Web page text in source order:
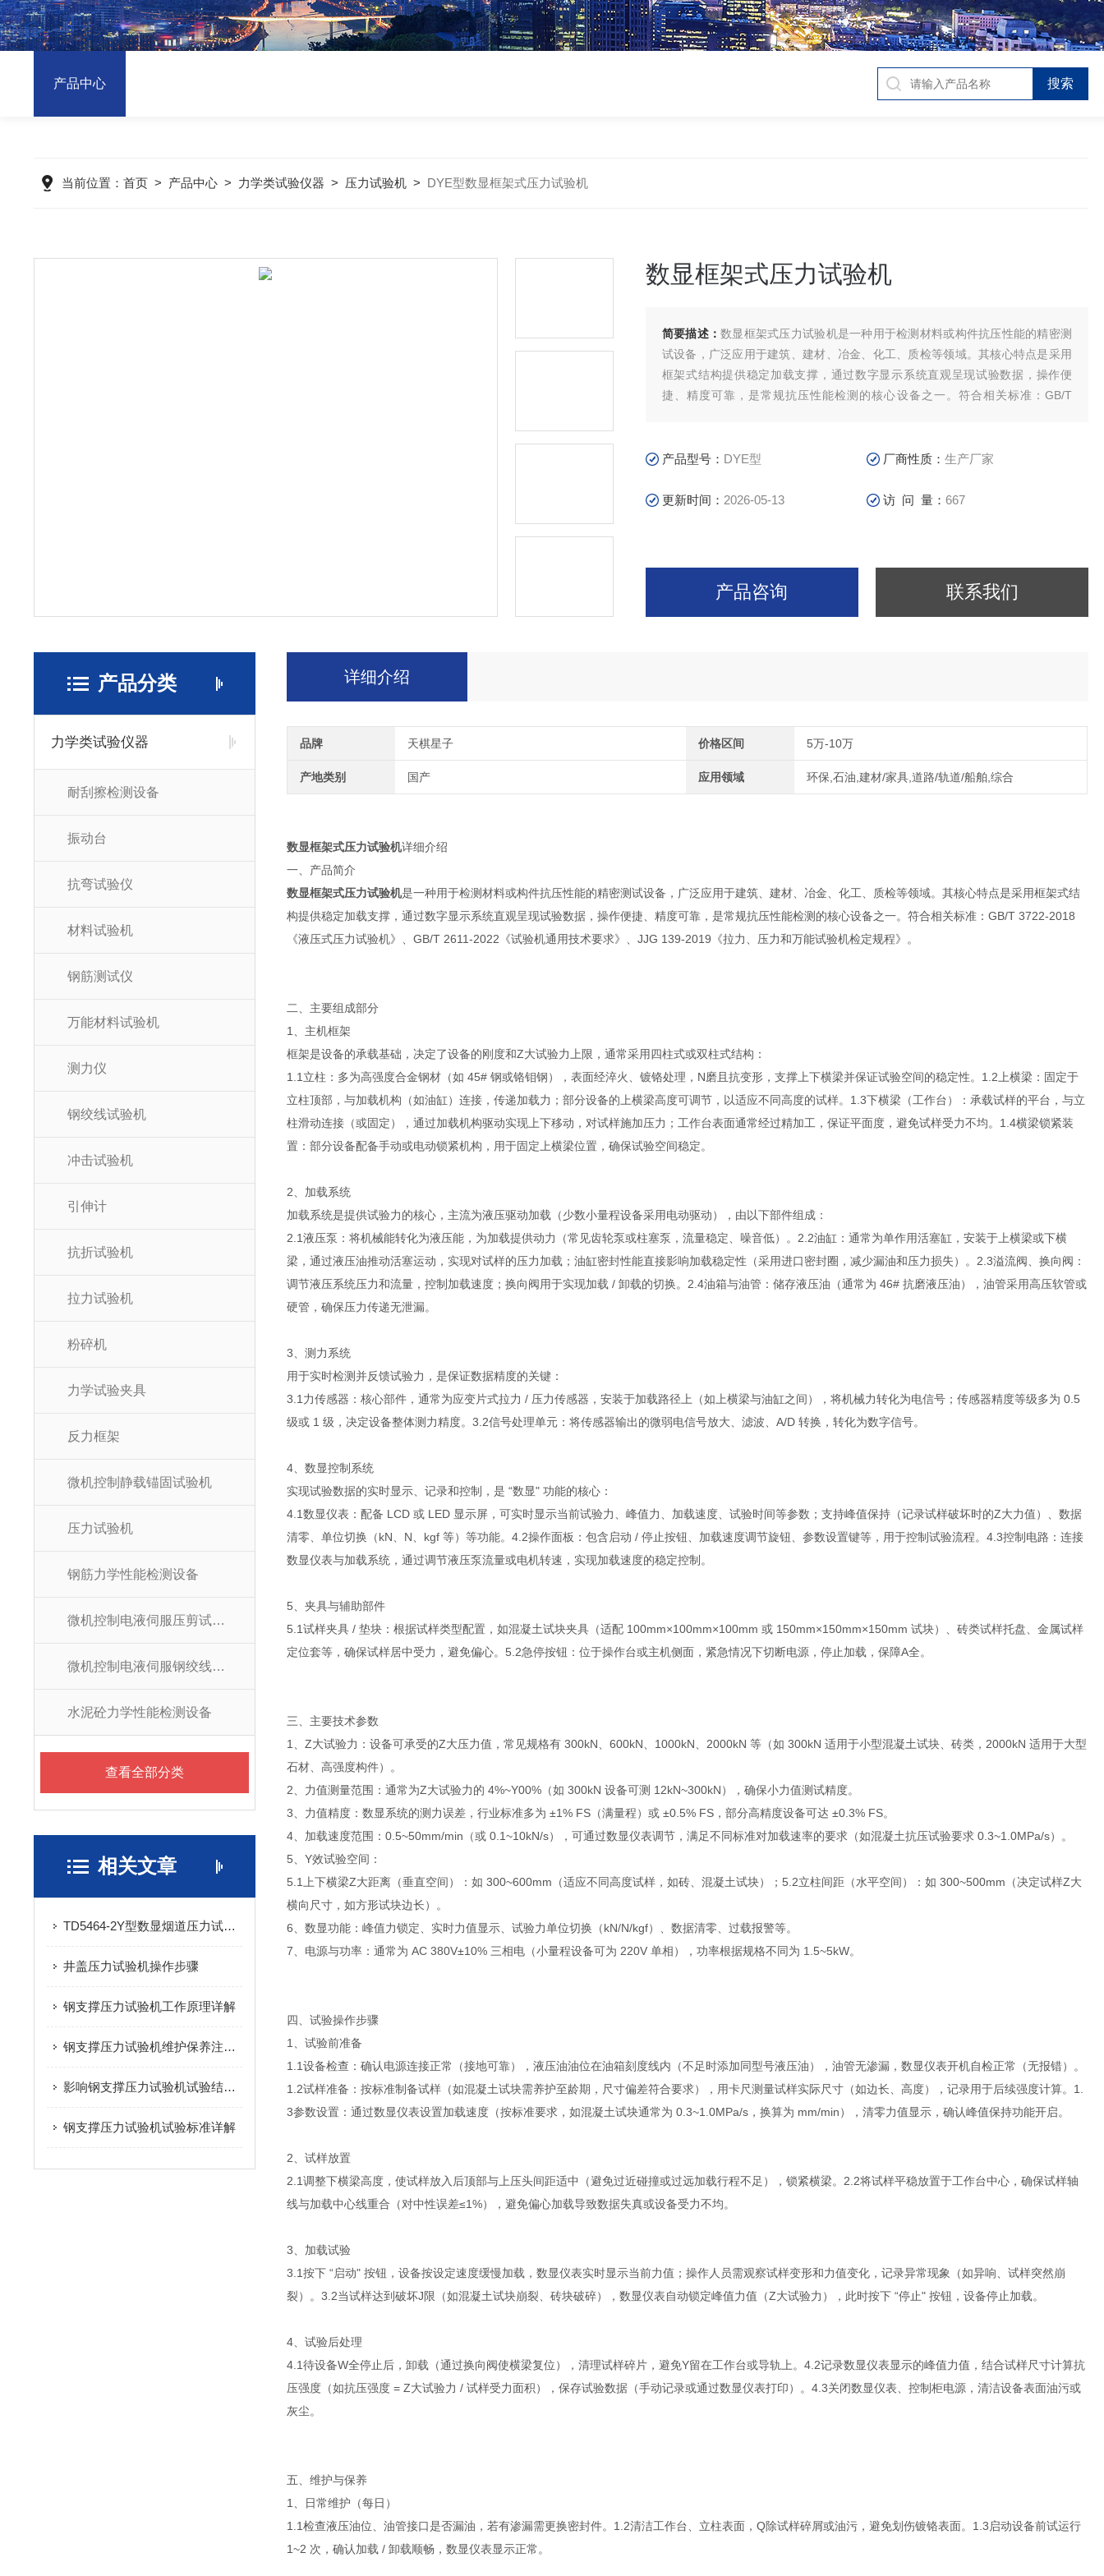
产品中心
当前位置： 首页> 产品中心> 力学类试验仪器 > 压力试验机> DYE型数显框架式压力试验机
数显框架式压力试验机
简要描述：数显框架式压力试验机是一种用于检测材料或构件抗压性能的精密测
试设备，广泛应用于建筑、建材、冶金、化工、质检等领域。其核心特点是采用
框架式结构提供稳定加载支撑，通过数字显示系统直观呈现试验数据，操作便
捷、精度可靠，是常规抗压性能检测的核心设备之一。符合相关标准：GB/T
产品型号： DYE型 厂商性质：生产厂家
更新时间： 2026-05-13 访 问 量：667
产品咨询 联系我们
详细介绍
品牌 天棋星子 价格区间 5万-10万
产地类别 国产 应用领域 环保,石油,建材/家具,道路/轨道/船舶,综合
数显框架式压力试验机详细介绍
一、产品简介
数显框架式压力试验机是一种用于检测材料或构件抗压性能的精密测试设备，广泛应用于建筑、建材、冶金、化工、质检等领域。其核心特点是采用框架式结
构提供稳定加载支撑，通过数字显示系统直观呈现试验数据，操作便捷、精度可靠，是常规抗压性能检测的核心设备之一。符合相关标准：GB/T 3722-2018
《液压式压力试验机》、GB/T 2611-2022《试验机通用技术要求》、JJG 139-2019《拉力、压力和万能试验机检定规程》。
二、主要组成部分
1、主机框架
框架是设备的承载基础，决定了设备的刚度和Z大试验力上限，通常采用四柱式或双柱式结构：
1.1立柱：多为高强度合金钢材（如 45# 钢或铬钼钢），表面经淬火、镀铬处理，N磨且抗变形，支撑上下横梁并保证试验空间的稳定性。1.2上横梁：固定于
立柱顶部，与加载机构（如油缸）连接，传递加载力；部分设备的上横梁高度可调节，以适应不同高度的试样。1.3下横梁（工作台）：承载试样的平台，与立
柱滑动连接（或固定），通过加载机构驱动实现上下移动，对试样施加压力；工作台表面通常经过精加工，保证平面度，避免试样受力不均。1.4横梁锁紧装
置：部分设备配备手动或电动锁紧机构，用于固定上横梁位置，确保试验空间稳定。
2、加载系统
加载系统是提供试验力的核心，主流为液压驱动加载（少数小量程设备采用电动驱动），由以下部件组成：
2.1液压泵：将机械能转化为液压能，为加载提供动力（常见齿轮泵或柱塞泵，流量稳定、噪音低）。2.2油缸：通常为单作用活塞缸，安装于上横梁或下横
梁，通过液压油推动活塞运动，实现对试样的压力加载；油缸密封性能直接影响加载稳定性（采用进口密封圈，减少漏油和压力损失）。2.3溢流阀、换向阀：
调节液压系统压力和流量，控制加载速度；换向阀用于实现加载 / 卸载的切换。2.4油箱与油管：储存液压油（通常为 46# 抗磨液压油），油管采用高压软管或
硬管，确保压力传递无泄漏。
3、测力系统
用于实时检测并反馈试验力，是保证数据精度的关键：
3.1力传感器：核心部件，通常为应变片式拉力 / 压力传感器，安装于加载路径上（如上横梁与油缸之间），将机械力转化为电信号；传感器精度等级多为 0.5
级或 1 级，决定设备整体测力精度。3.2信号处理单元：将传感器输出的微弱电信号放大、滤波、A/D 转换，转化为数字信号。
4、数显控制系统
实现试验数据的实时显示、记录和控制，是 “数显" 功能的核心：
4.1数显仪表：配备 LCD 或 LED 显示屏，可实时显示当前试验力、峰值力、加载速度、试验时间等参数；支持峰值保持（记录试样破坏时的Z大力值）、数据
清零、单位切换（kN、N、kgf 等）等功能。4.2操作面板：包含启动 / 停止按钮、加载速度调节旋钮、参数设置键等，用于控制试验流程。4.3控制电路：连接
数显仪表与加载系统，通过调节液压泵流量或电机转速，实现加载速度的稳定控制。
5、夹具与辅助部件
5.1试样夹具 / 垫块：根据试样类型配置，如混凝土试块夹具（适配 100mm×100mm×100mm 或 150mm×150mm×150mm 试块）、砖类试样托盘、金属试样
定位套等，确保试样居中受力，避免偏心。5.2急停按钮：位于操作台或主机侧面，紧急情况下切断电源，停止加载，保障A全。
三、主要技术参数
1、Z大试验力：设备可承受的Z大压力值，常见规格有 300kN、600kN、1000kN、2000kN 等（如 300kN 适用于小型混凝土试块、砖类，2000kN 适用于大型
石材、高强度构件）。
2、力值测量范围：通常为Z大试验力的 4%~Y00%（如 300kN 设备可测 12kN~300kN），确保小力值测试精度。
3、力值精度：数显系统的测力误差，行业标准多为 ±1% FS（满量程）或 ±0.5% FS，部分高精度设备可达 ±0.3% FS。
4、加载速度范围：0.5~50mm/min（或 0.1~10kN/s），可通过数显仪表调节，满足不同标准对加载速率的要求（如混凝土抗压试验要求 0.3~1.0MPa/s）。
5、Y效试验空间：
5.1上下横梁Z大距离（垂直空间）：如 300~600mm（适应不同高度试样，如砖、混凝土试块）；5.2立柱间距（水平空间）：如 300~500mm（决定试样Z大
横向尺寸，如方形试块边长）。
6、数显功能：峰值力锁定、实时力值显示、试验力单位切换（kN/N/kgf）、数据清零、过载报警等。
7、电源与功率：通常为 AC 380V±10% 三相电（小量程设备可为 220V 单相），功率根据规格不同为 1.5~5kW。
四、试验操作步骤
1、试验前准备
1.1设备检查：确认电源连接正常（接地可靠），液压油油位在油箱刻度线内（不足时添加同型号液压油），油管无渗漏，数显仪表开机自检正常（无报错）。
1.2试样准备：按标准制备试样（如混凝土试块需养护至龄期，尺寸偏差符合要求），用卡尺测量试样实际尺寸（如边长、高度），记录用于后续强度计算。1.
3参数设置：通过数显仪表设置加载速度（按标准要求，如混凝土试块通常为 0.3~1.0MPa/s，换算为 mm/min），清零力值显示，确认峰值保持功能开启。
2、试样放置
2.1调整下横梁高度，使试样放入后顶部与上压头间距适中（避免过近碰撞或过远加载行程不足），锁紧横梁。2.2将试样平稳放置于工作台中心，确保试样轴
线与加载中心线重合（对中性误差≤1%），避免偏心加载导致数据失真或设备受力不均。
3、加载试验
3.1按下 “启动" 按钮，设备按设定速度缓慢加载，数显仪表实时显示当前力值；操作人员需观察试样变形和力值变化，记录异常现象（如异响、试样突然崩
裂）。3.2当试样达到破坏J限（如混凝土试块崩裂、砖块破碎），数显仪表自动锁定峰值力值（Z大试验力），此时按下 “停止" 按钮，设备停止加载。
4、试验后处理
4.1待设备W全停止后，卸载（通过换向阀使横梁复位），清理试样碎片，避免Y留在工作台或导轨上。4.2记录数显仪表显示的峰值力值，结合试样尺寸计算抗
压强度（如抗压强度 = Z大试验力 / 试样受力面积），保存试验数据（手动记录或通过数显仪表打印）。4.3关闭数显仪表、控制柜电源，清洁设备表面油污或
灰尘。
五、维护与保养
1、日常维护（每日）
1.1检查液压油位、油管接口是否漏油，若有渗漏需更换密封件。1.2清洁工作台、立柱表面，Q除试样碎屑或油污，避免划伤镀铬表面。1.3启动设备前试运行
1~2 次，确认加载 / 卸载顺畅，数显仪表显示正常。
产品分类
力学类试验仪器
耐刮擦检测设备
振动台
抗弯试验仪
材料试验机
钢筋测试仪
万能材料试验机
测力仪
钢绞线试验机
冲击试验机
引伸计
抗折试验机
拉力试验机
粉碎机
力学试验夹具
反力框架
微机控制静载锚固试验机
压力试验机
钢筋力学性能检测设备
微机控制电液伺服压剪试验机
微机控制电液伺服钢绞线拉力试验机
水泥砼力学性能检测设备
查看全部分类
相关文章
TD5464-2Y型数显烟道压力试验机：多行业抗压性能检测专用设备
井盖压力试验机操作步骤
钢支撑压力试验机工作原理详解
钢支撑压力试验机维护保养注意事项
影响钢支撑压力试验机试验结果的因素
钢支撑压力试验机试验标准详解